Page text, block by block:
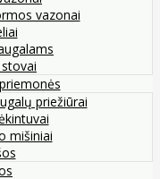
vazonai
priežiūrai
mišiniai